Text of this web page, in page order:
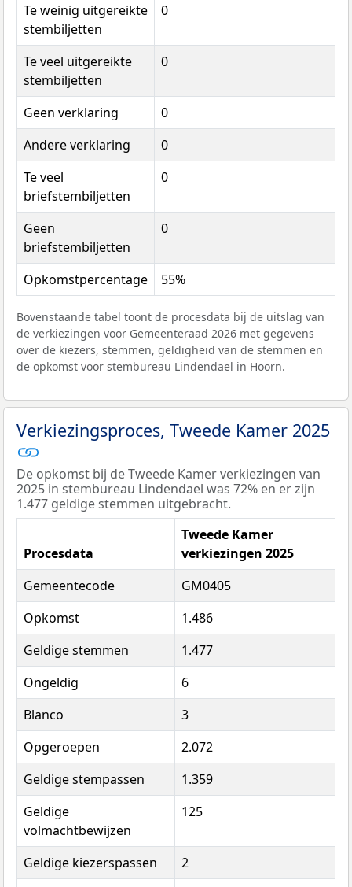
Te weinig uitgereikte
stembiljetten
0
Te veel uitgereikte
stembiljetten
0
Geen verklaring
0
Andere verklaring
0
Te veel
briefstembiljetten
0
Geen
briefstembiljetten
0
Opkomstpercentage 55%
Bovenstaande tabel toont de procesdata bij de uitslag van
de verkiezingen voor Gemeenteraad 2026 met gegevens
over de kiezers, stemmen, geldigheid van de stemmen en
de opkomst voor stembureau Lindendael in Hoorn.
Verkiezingsproces, Tweede Kamer 2025
De opkomst bij de Tweede Kamer verkiezingen van
2025 in stembureau Lindendael was 72% en er zijn
1.477 geldige stemmen uitgebracht.
Procesdata
Tweede Kamer
verkiezingen 2025
Gemeentecode
GM0405
Opkomst
1.486
Geldige stemmen
1.477
Ongeldig
6
Blanco
3
Opgeroepen
2.072
Geldige stempassen
1.359
Geldige
volmachtbewijzen
125
Geldige kiezerspassen
2